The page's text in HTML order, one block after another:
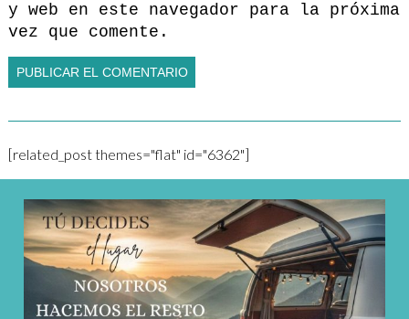
y web en este navegador para la próxima
vez que comente.
[related_post themes="flat" id="6362"]